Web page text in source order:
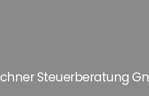
Steuerberatung